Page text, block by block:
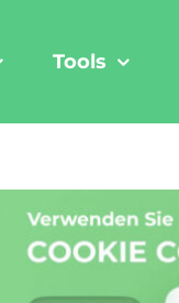
Tools